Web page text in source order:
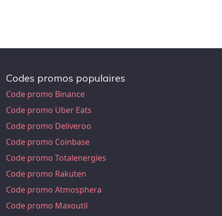
Codes promos populaires
Code promo Binance
Code promo Uber Eats
Code promo Deliveroo
Code promo Coinbase
Code promo Totalenergies
Code promo Rakuten
Code promo Atmosphera
Code promo Maxoutil